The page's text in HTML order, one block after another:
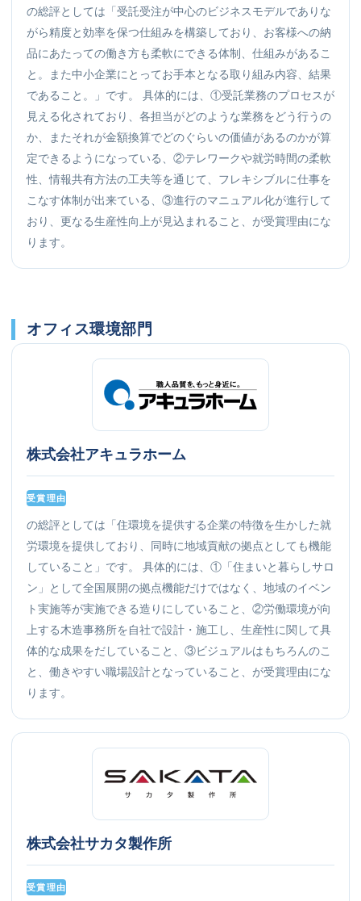
の総評としては「受託受注が中心のビジネスモデルでありな
がら精度と効率を保つ仕組みを構築しており、お客様への納
品にあたっての働き方も柔軟にできる体制、仕組みがあるこ
と。また中小企業にとってお手本となる取り組み内容、結果
であること。」です。 具体的には、①受託業務のプロセスが
見える化されており、各担当がどのような業務をどう行うの
か、またそれが金額換算でどのぐらいの価値があるのかが算
定できるようになっている、②テレワークや就労時間の柔軟
性、情報共有方法の工夫等を通じて、フレキシブルに仕事を
こなす体制が出来ている、③進行のマニュアル化が進行して
おり、更なる生産性向上が見込まれること、が受賞理由にな
ります。
オフィス環境部門
株式会社アキュラホーム
受賞理由
の総評としては「住環境を提供する企業の特徴を生かした就
労環境を提供しており、同時に地域貢献の拠点としても機能
していること」です。 具体的には、①「住まいと暮らしサロ
ン」として全国展開の拠点機能だけではなく、地域のイベン
ト実施等が実施できる造りにしていること、②労働環境が向
上する木造事務所を自社で設計・施工し、生産性に関して具
体的な成果をだしていること、③ビジュアルはもちろんのこ
と、働きやすい職場設計となっていること、が受賞理由にな
ります。
株式会社サカタ製作所
受賞理由